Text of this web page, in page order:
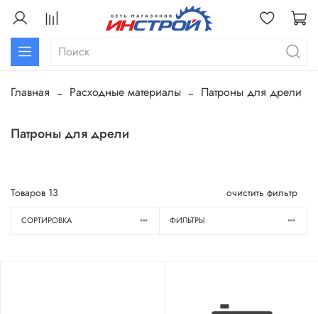
Главная Расходные материалы Патроны для дрели
Патроны для дрели
Товаров 13 очистить фильтр
СОРТИРОВКА ФИЛЬТРЫ